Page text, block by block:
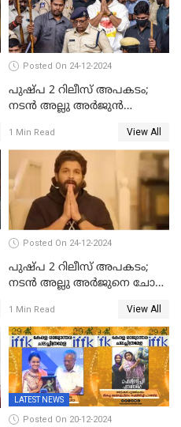
കെപിസിസി അംഗം
Posted On 24-12-2024
പുഷ്പ 2 റിലീസ് അപകടം;
നടന്‍ അല്ലു അര്‍ജുൻ
മുന്നിൽ ഹാജരായി
1 Min Read View All
Posted On 24-12-2024
പുഷ്പ 2 റിലീസ് അപകടം;
നടന്‍ അല്ലു അര്‍ജുനെ ചോദ്യം
1 Min Read View All
LATEST NEWS
Posted On 20-12-2024